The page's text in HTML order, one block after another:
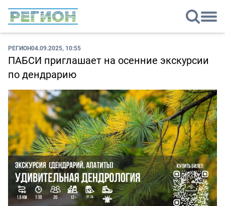
РЕГИОН04.09.2025, 10:55
ПАБСИ приглашает на осенние экскурсии
по дендрарию